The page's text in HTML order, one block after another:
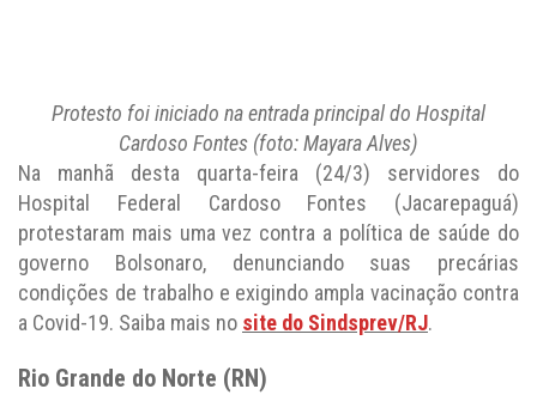
Protesto foi iniciado na entrada principal do Hospital
Cardoso Fontes (foto: Mayara Alves)
Na manhã desta quarta-feira (24/3) servidores do
Hospital Federal Cardoso Fontes (Jacarepaguá)
protestaram mais uma vez contra a política de saúde do
governo Bolsonaro, denunciando suas precárias
condições de trabalho e exigindo ampla vacinação contra
a Covid-19. Saiba mais no site do Sindsprev/RJ.
Rio Grande do Norte (RN)